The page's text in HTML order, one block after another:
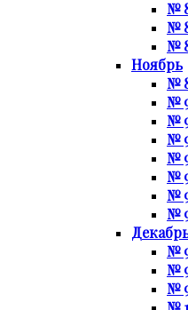
№
№
№
Ноябрь
№
№
№
№
№
№
№
№
№
№
№